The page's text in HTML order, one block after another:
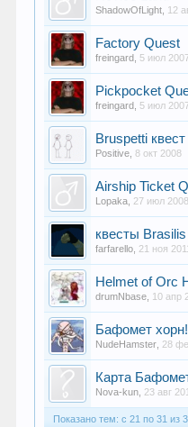
ShadowOfLight 12
Factory Quest
freingard 5 июл
Pickpocket
freingard 5 июл
Bruspetti квест
Positive ,8 окт 2008
Airship Ticket
Lopaka 27 июл 2008
квесты Brasilis
farfarello 21 ноя
Helmet of Orc
drumNbase 10 апр
Бафомет
NudeHamster 28
Карта
Nova-kun 23 авг
Показано тем: с 21 по 31 из